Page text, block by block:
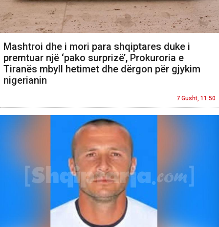
Mashtroi dhe i mori para shqiptares duke i
premtuar një ‘pako surprizë’, Prokuroria e
Tiranës mbyll hetimet dhe dërgon për gjykim
nigerianin
7 Gusht, 11:50